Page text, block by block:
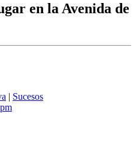
en la Avenida de
| Sucesos